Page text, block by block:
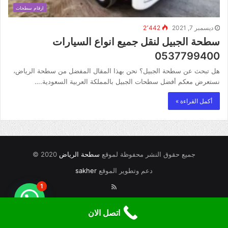
ارقام سطحات
ديسمبر 7, 2021 2٬442
سطحة الجبيل لنقل جميع انواع السيارات
0537799400
هل تبحث عن سطحة الجبيل؟ نحن بهذا المقال المفضل من سطحة الرياض،
نستعرض معكم أفضل سطحات الجبيل بالمملكة العربية السعودية.…
أكمل القراءة »
جميع حقوق النشر محفوظة لموقع سطحة الرياض
دعم وتطوير الموقع sakher
RSS
1
اتصل الان